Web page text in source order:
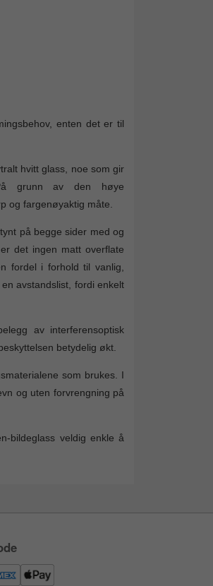
enten det er til
hvitt glass, noe som gir
grunn av den høye
og fargenøyaktig måte.
på begge sider med og
det ingen matt overflate
fordel i forhold til vanlig,
avstandslist, fordi enkelt
av interferensoptisk
betydelig økt.
som brukes. I
og uten forvrengning på
bildeglass veldig enkle å